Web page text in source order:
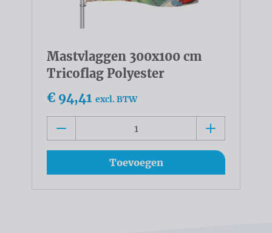
Mastvlaggen 300x100 cm
Tricoflag Polyester
€ 94,41 excl. BTW
Toevoegen